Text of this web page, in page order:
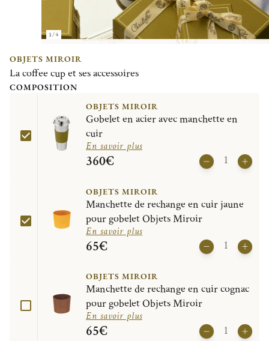
1/4
OBJETS MIROIR
La coffee cup et ses accessoires
COMPOSITION
OBJETS MIROIR
Gobelet en acier avec manchette en
cuir
En savoir plus
360€
OBJETS MIROIR
Manchette de rechange en cuir jaune
pour gobelet Objets Miroir
En savoir plus
65€
OBJETS MIROIR
Manchette de rechange en cuir cognac
pour gobelet Objets Miroir
En savoir plus
65€